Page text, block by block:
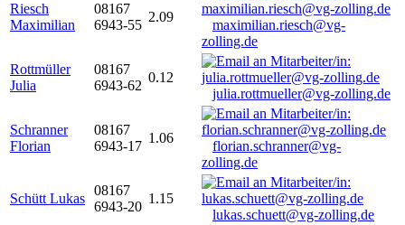
Riesch
Maximilian
08167
6943-55
2.09
maximilian.riesch@vg-
zolling.de
Rottmüller
Julia
08167
6943-62
0.12
julia.rottmueller@vg-zolling.de
Schranner
Florian
08167
6943-17
1.06
florian.schranner@vg-
zolling.de
Schütt Lukas
08167
6943-20
1.15
lukas.schuett@vg-zolling.de